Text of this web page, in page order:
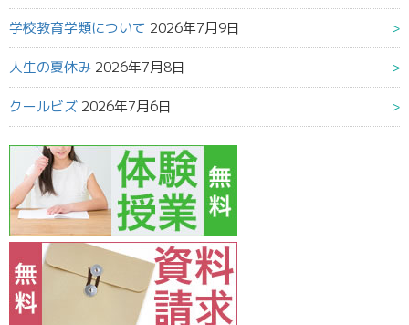
学校教育学類について 2026年7月9日
人生の夏休み 2026年7月8日
クールビズ 2026年7月6日